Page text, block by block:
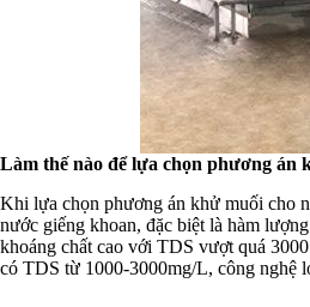
Làm thế nào để lựa chọn phương án
Khi lựa chọn phương án khử muối cho
nước giếng khoan, đặc biệt là hàm
khoáng chất cao với TDS vượt quá
có TDS từ 1000-3000mg/L, công nghệ